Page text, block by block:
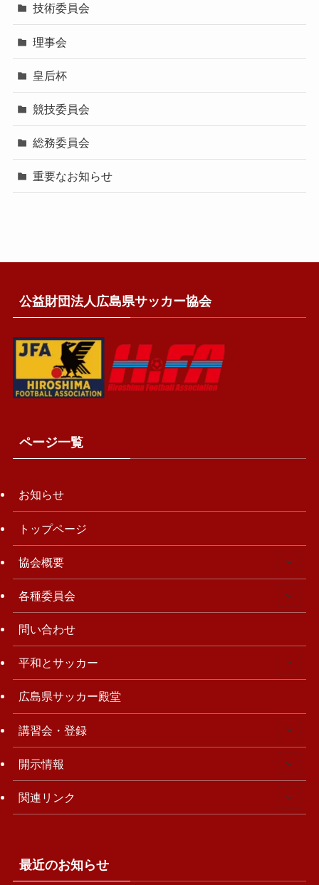
技術委員会
理事会
皇后杯
競技委員会
総務委員会
重要なお知らせ
公益財団法人広島県サッカー協会
ページ一覧
お知らせ
トップページ
協会概要
各種委員会
問い合わせ
平和とサッカー
広島県サッカー殿堂
講習会・登録
開示情報
関連リンク
最近のお知らせ